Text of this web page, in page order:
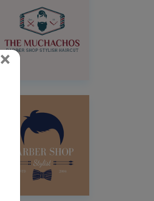
× Close